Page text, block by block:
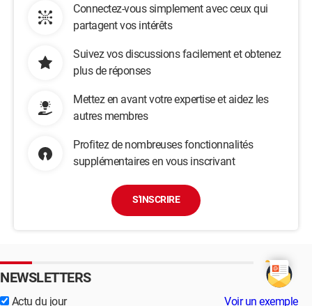
Connectez-vous simplement avec ceux qui
partagent vos intérêts
Suivez vos discussions facilement et obtenez
plus de réponses
Mettez en avant votre expertise et aidez les
autres membres
Profitez de nombreuses fonctionnalités
supplémentaires en vous inscrivant
S'INSCRIRE
NEWSLETTERS
Actu du jour Voir un exemple